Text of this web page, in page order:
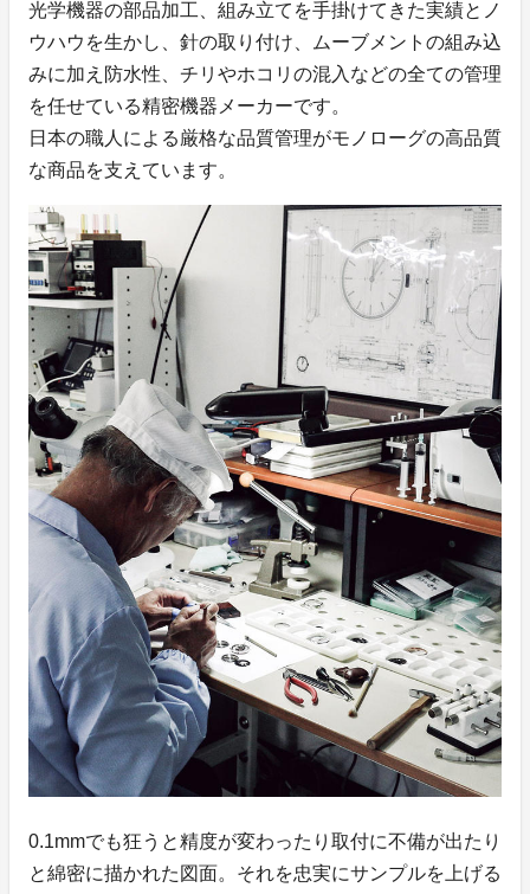
光学機器の部品加工、組み立てを手掛けてきた実績とノ
ウハウを生かし、針の取り付け、ムーブメントの組み込
みに加え防水性、チリやホコリの混入などの全ての管理
を任せている精密機器メーカーです。
日本の職人による厳格な品質管理がモノローグの高品質
な商品を支えています。
0.1mmでも狂うと精度が変わったり取付に不備が出たり
と綿密に描かれた図面。それを忠実にサンプルを上げる